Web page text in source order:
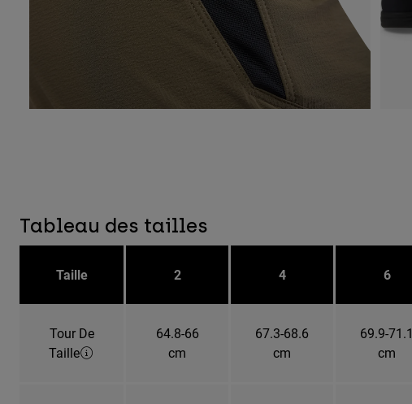
Tableau des tailles
Taille 2 4 6
Tour De
Taille
64.8-66
cm
67.3-68.6
cm
69.9-71.1
cm